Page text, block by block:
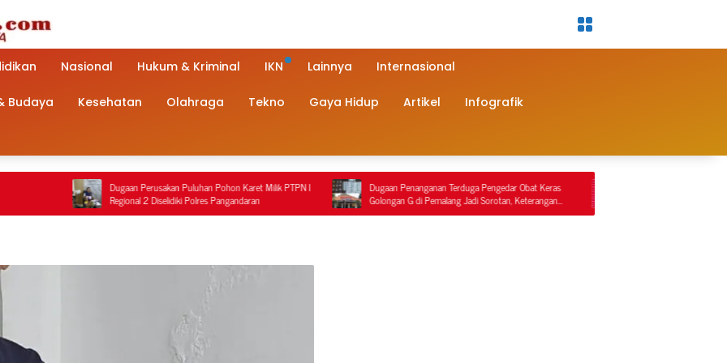
Nasional Hukum & Kriminal IKN Lainnya Internasional
Budaya Kesehatan Olahraga Tekno Gaya Hidup Artikel Infografik
Dugaan Perusakan Puluhan Pohon Karet Milik PTPN I
Regional 2 Diselidiki Polres Pangandaran
Dugaan Penanganan Terduga Pengedar Obat Keras
Golongan G di Pemalang Jadi Sorotan, Keterangan
Polisi Berbeda dengan Rekaman Video
Sat Reskrim Polres Nagan Raya Kembali
Penindakan Penyalahgunaan BBM
Tersangka Ditahan.